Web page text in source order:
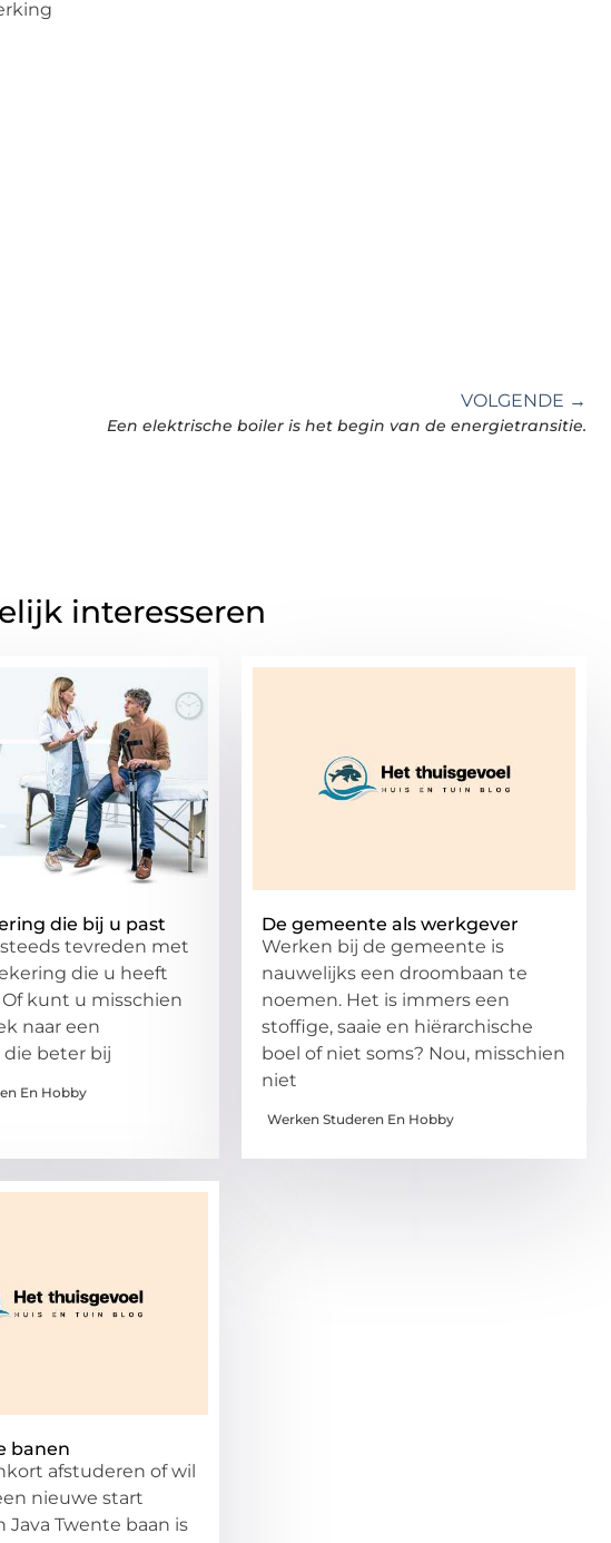
VOLGENDE →
Een elektrische boiler is het begin van de energietransitie.
interesseren
die bij u past
tevreden met
die u heeft
kunt u misschien
naar een
beter bij
En Hobby
De gemeente als werkgever
Werken bij de gemeente is
nauwelijks een droombaan te
noemen. Het is immers een
stoffige, saaie en hiërarchische
boel of niet soms? Nou, misschien
niet
Werken Studeren En Hobby
banen
afstuderen of wil
nieuwe start
Java Twente baan is